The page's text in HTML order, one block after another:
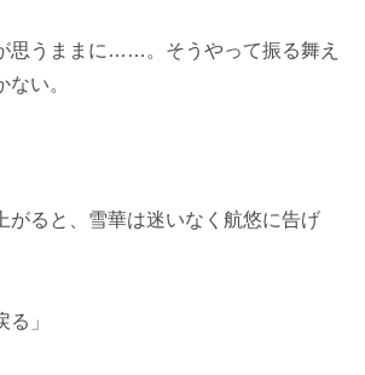
思うままに……。そうやって振る舞え
い。
ると、雪華は迷いなく航悠に告げ
」